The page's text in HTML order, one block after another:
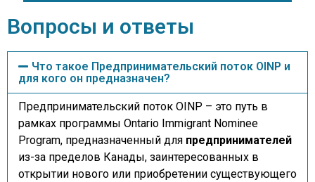
Вопросы и ответы
Что такое Предпринимательский поток OINP и
для кого он предназначен?
Предпринимательский поток OINP – это путь в
рамках программы Ontario Immigrant Nominee
Program, предназначенный для предпринимателей
из-за пределов Канады, заинтересованных в
открытии нового или приобретении существующего